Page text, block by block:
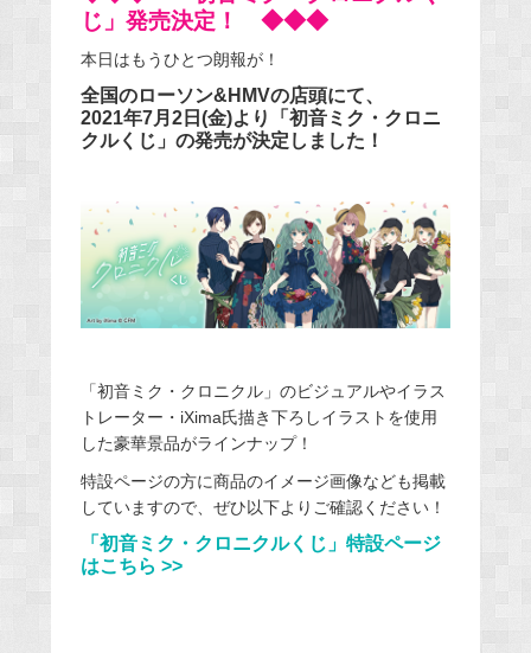
じ」発売決定！ ◆◆◆
本日はもうひとつ朗報が！
全国のローソン&HMVの店頭にて、
2021年7月2日(金)より「初音ミク・クロニ
クルくじ」の発売が決定しました！
「初音ミク・クロニクル」のビジュアルやイラス
トレーター・iXima氏描き下ろしイラストを使用
した豪華景品がラインナップ！
特設ページの方に商品のイメージ画像なども掲載
していますので、ぜひ以下よりご確認ください！
「初音ミク・クロニクルくじ」特設ページ
はこちら >>